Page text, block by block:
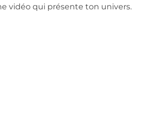
vidéo qui présente ton univers.